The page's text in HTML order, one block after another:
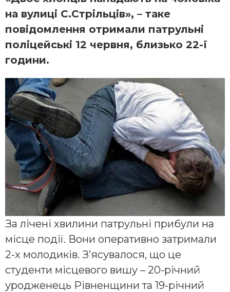
на вулиці С.Стрільців», – таке
повідомлення отримали патрульні
поліцейські 12 червня, близько 22-ї
години.
За лічені хвилини патрульні прибули на
місце події. Вони оперативно затримали
2-х молодиків. З’ясувалося, що це
студенти місцевого вишу – 20-річний
уродженець Рівненщини та 19-річний